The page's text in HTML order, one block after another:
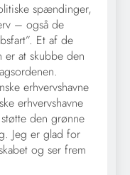
spændinger,
– også de
Et af de
er at skubbe den
erhvervshavne
erhvervshavne
den grønne
Jeg er glad for
og ser frem